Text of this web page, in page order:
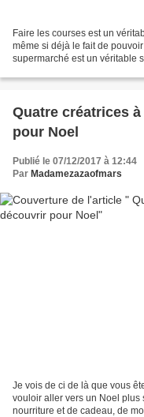
Faire les courses est un
même si déjà le fait de
supermarché est un véritable
Quatre créatrices
pour Noel
Publié le 07/12/2017 à 12:44
Par Madamezazaofmars
Je vois de ci de là que vous
vouloir aller vers un Noel plus
nourriture et de cadeau, de